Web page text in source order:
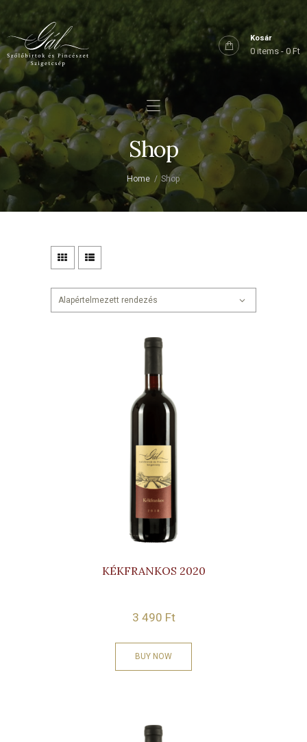
Kosár
0 items -0 Ft
Shop
Home Shop
Főoldal
Rólunk
Birtokaink
Shop
Kapcsolat
KÉKFRANKOS 2020
3 490 Ft
BUY NOW